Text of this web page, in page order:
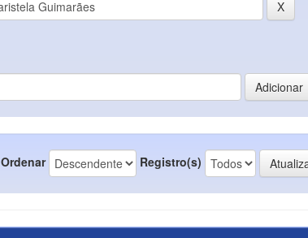
Ordenar Registro(s)